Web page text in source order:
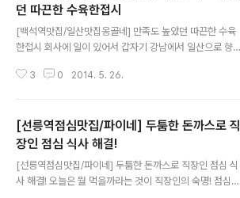
던 따끈한 수육한접시
[백석역맛집/일산맛집옹골네] 만족도 높았던 따끈한 수육
한접시 회사에 일이 있어서 갑자기 강남에서 일산으로 향
싶기도 했지만 이래저래 멀리 일산까지 가게 되었네요. 일
을 하다가 쭈꾸미집과 수육집을 발견! 밤에는 역시나 고기
죠! 수육집으로 쏙~! 들어갔습니다. ▲ 수육을 주문하면 같
이 국물이 나오는데 의외로 실합니다. 가격대비로도 꽤 만
족스럽고 무엇보다 잡냄새 안나서 좋네요. 개인적으로 순
대국은 그리 좋아하는 편은 아닌데. 정말 맛있게 먹었어요!
3 0 2014. 5. 26.
[선릉역점심맛집/파이네] 두툼한 돈까스로 직
장인 점심 식사 해결!
[선릉역점심맛집/파이네] 두툼한 돈까스로 직장인 점심 식
사 해결! 오늘은 뭘 먹을까라는 것이 직장인의 숙명! 점심시